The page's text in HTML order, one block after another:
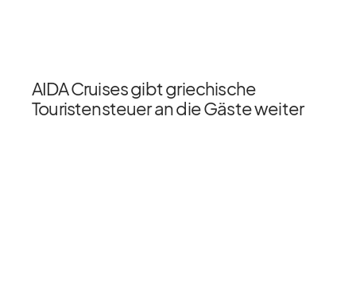
AIDA Cruises gibt griechische
Touristensteuer an die Gäste weiter